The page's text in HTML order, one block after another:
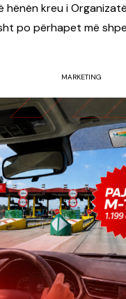
hënën kreu i
po përhapet më
MARKETING